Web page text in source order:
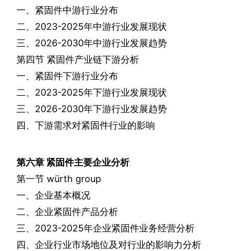
一、紧固件中游行业分布
二、 2023-2025年中游行业发展现状
三、 2026-2030年中游行业发展趋势
第四节 紧固件产业链下游分析
一、紧固件下游行业分布
二、 2023-2025年下游行业发展现状
三、 2026-2030年下游行业发展趋势
四、下游需求对紧固件行业的影响
第六章 紧固件主要企业分析
第一节 würth group
一、企业基本概况
二、企业紧固件产品分析
三、 2023-2025年企业紧固件业务经营分析
四、企业行业市场地位及对行业的影响力分析